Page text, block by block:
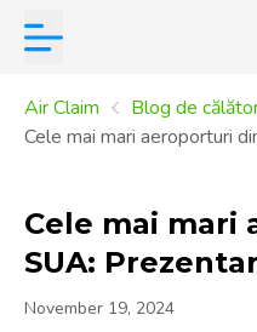
Air Claim
Blog de
Cele mai mari aeroporturi
Cele mai mari
SUA:
November 19, 2024